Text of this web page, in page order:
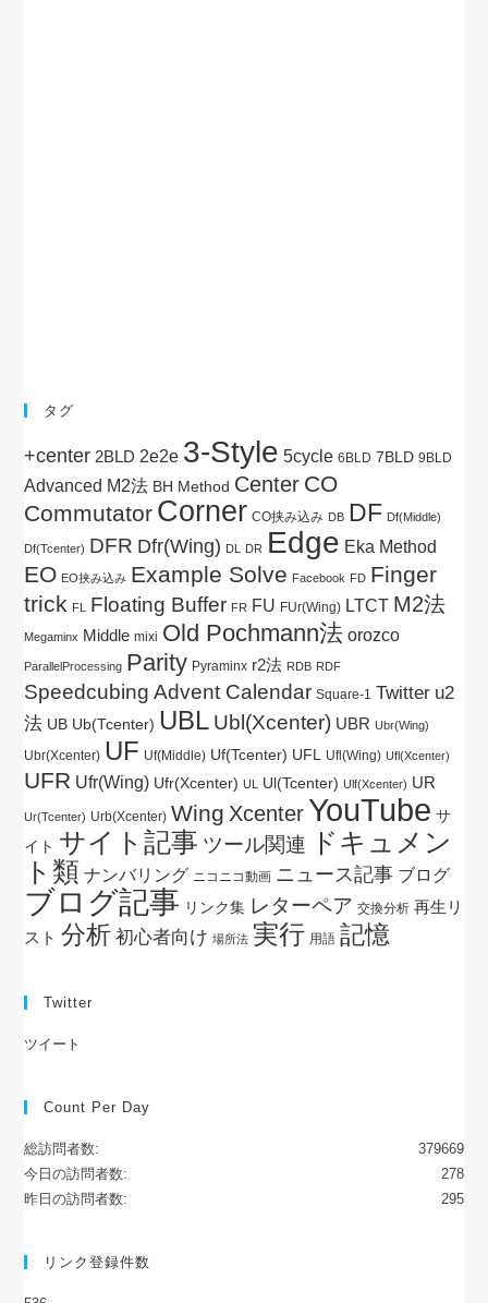
タグ
+center 2BLD 2e2e 3-Style 5cycle 6BLD 7BLD 9BLD
Advanced M2法 BH Method Center CO
Commutator Corner CO挟み込み DB DF Df(Middle)
Df(Tcenter) DFR Dfr(Wing) DL DR Edge Eka Method
EO EO挟み込み Example Solve Facebook FD Finger
trick FL Floating Buffer FR FU FUr(Wing) LTCT M2法
Megaminx Middle mixi Old Pochmann法 orozco
ParallelProcessing Parity Pyraminx r2法 RDB RDF
Speedcubing Advent Calendar Square-1 Twitter u2
法 UB Ub(Tcenter) UBL Ubl(Xcenter) UBR Ubr(Wing)
Ubr(Xcenter) UF Uf(Middle) Uf(Tcenter) UFL Ufl(Wing) Ufl(Xcenter)
UFR Ufr(Wing) Ufr(Xcenter) UL Ul(Tcenter) Ulf(Xcenter) UR
Ur(Tcenter) Urb(Xcenter) Wing Xcenter YouTube サ
イト サイト記事 ツール関連
ドキュメン
ト類 ナンバリング ニコニコ動画 ニュース記事 ブログ
ブログ記事 リンク集 レターペア 交換分析 再生リ
スト 分析 初心者向け 場所法 実行 用語 記憶
Twitter
ツイート
Count Per Day
379669
総訪問者数:
278
今日の訪問者数:
295
昨日の訪問者数:
リンク登録件数